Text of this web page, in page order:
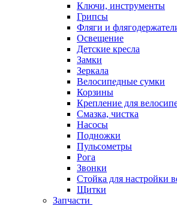
Ключи, инструменты
Грипсы
Фляги и
Освещение
Детские кресла
Замки
Зеркала
Велосипедные сумки
Корзины
Крепление для
Смазка, чистка
Насосы
Подножки
Пульсометры
Рога
Звонки
Стойка для настройки
Щитки
Запчасти